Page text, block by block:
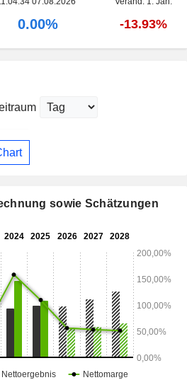
0.00% -13.93%
sowie Schätzungen